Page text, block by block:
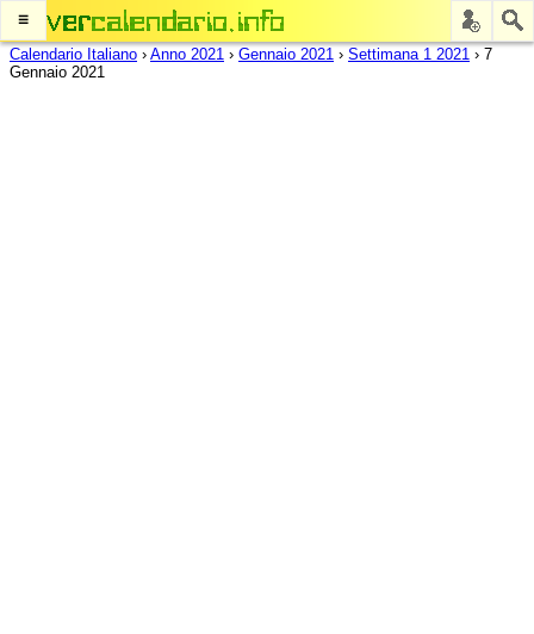
≡
Calendario Italiano › Anno 2021 › Gennaio 2021 › Settimana 1 2021 › 7
Gennaio 2021